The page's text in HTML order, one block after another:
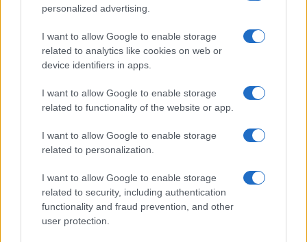
personalized advertising.
I want to allow Google to enable storage
related to analytics like cookies on web or
device identifiers in apps.
I want to allow Google to enable storage
related to functionality of the website or app.
I want to allow Google to enable storage
related to personalization.
I want to allow Google to enable storage
related to security, including authentication
functionality and fraud prevention, and other
user protection.